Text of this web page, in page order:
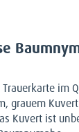
im
grauem
Kuvert ist